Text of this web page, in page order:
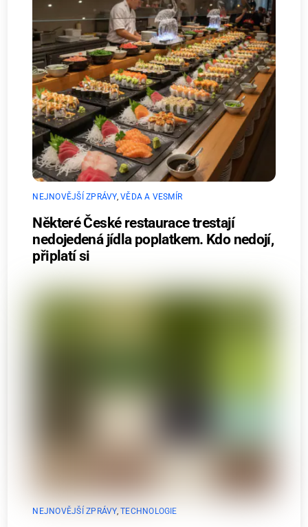
NEJNOVĚJŠÍ ZPRÁVY,VĚDA A VESMÍR
Některé České restaurace trestají
nedojedená jídla poplatkem. Kdo nedojí,
připlatí si
NEJNOVĚJŠÍ ZPRÁVY,TECHNOLOGIE